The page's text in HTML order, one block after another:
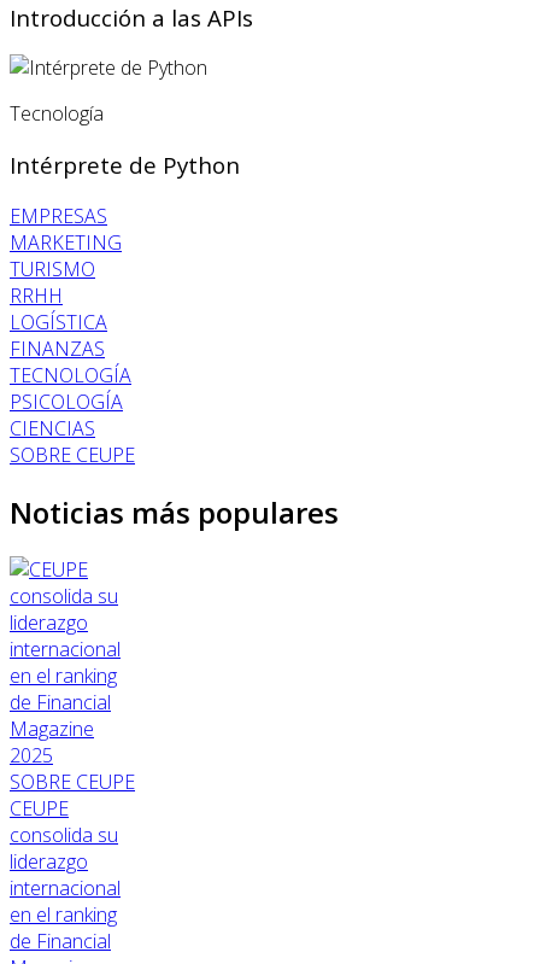
Introducción a las APIs
Tecnología
Intérprete de Python
EMPRESAS
MARKETING
TURISMO
RRHH
LOGÍSTICA
FINANZAS
TECNOLOGÍA
PSICOLOGÍA
CIENCIAS
SOBRE CEUPE
Noticias más populares
SOBRE CEUPE
CEUPE
consolida su
liderazgo
internacional
en el ranking
de Financial